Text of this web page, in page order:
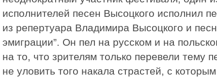
исполнителей песен Высоцкого исполнил
из репертуара Владимира Высоцкого и
эмиграции”. Он пел на русском и на
на то, что зрителям только перевели тему
не уловить того накала страстей, с